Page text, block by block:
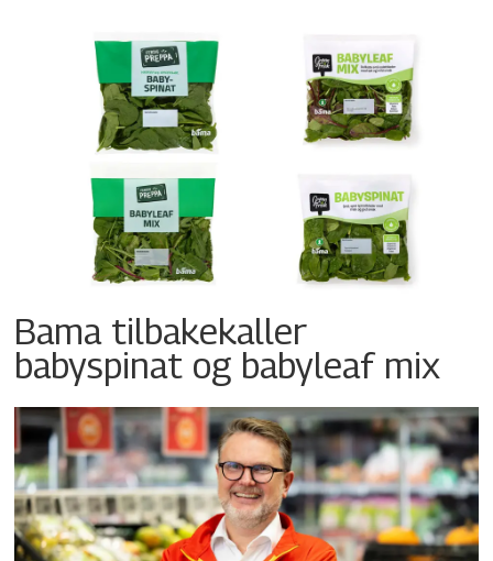
Bama tilbakekaller
babyspinat og babyleaf mix